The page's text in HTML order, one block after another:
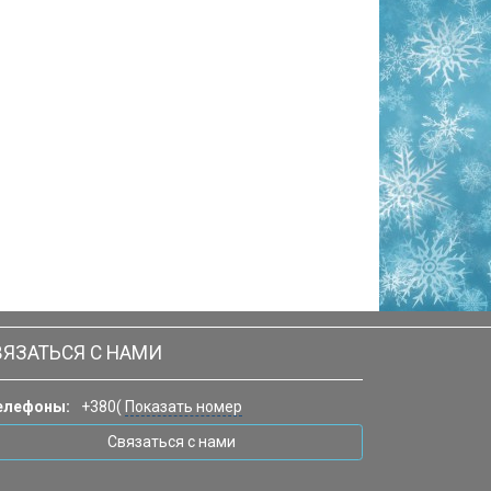
С НАМИ
+380( Показать номер
Связаться с нами